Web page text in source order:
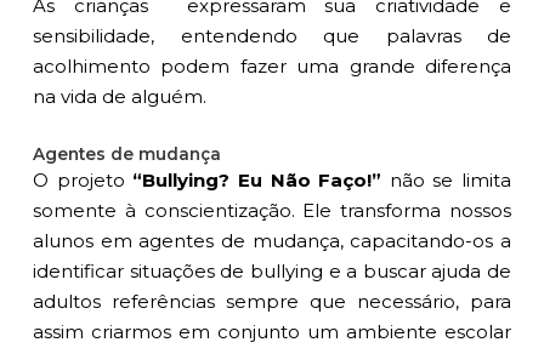
As crianças expressaram sua criatividade e
sensibilidade, entendendo que palavras de
acolhimento podem fazer uma grande diferença
na vida de alguém.
Agentes de mudança
O projeto “Bullying? Eu Não Faço!” não se limita
somente à conscientização. Ele transforma nossos
alunos em agentes de mudança, capacitando-os a
identificar situações de bullying e a buscar ajuda de
adultos referências sempre que necessário, para
assim criarmos em conjunto um ambiente escolar